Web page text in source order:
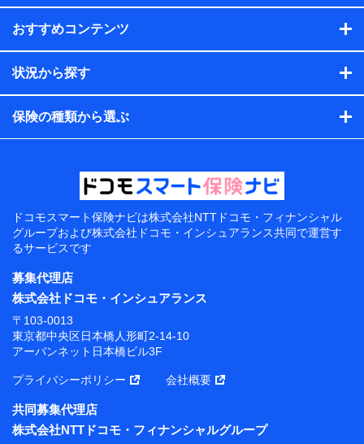
おすすめコンテンツ
状況から探す
保険の種類から選ぶ
ドコモスマート保険ナビは株式会社NTTドコモ・フィナンシャル
グループおよび株式会社ドコモ・インシュアランス共同で運営す
るサービスです
募集代理店
株式会社ドコモ・インシュアランス
〒103-0013
東京都中央区日本橋人形町2-14-10
アーバンネット日本橋ビル3F
プライバシーポリシー 会社概要
共同募集代理店
株式会社NTTドコモ・フィナンシャルグループ